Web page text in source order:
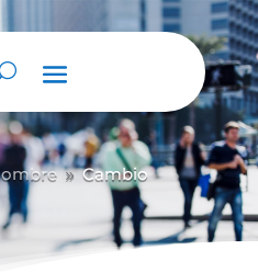
9 Cambio